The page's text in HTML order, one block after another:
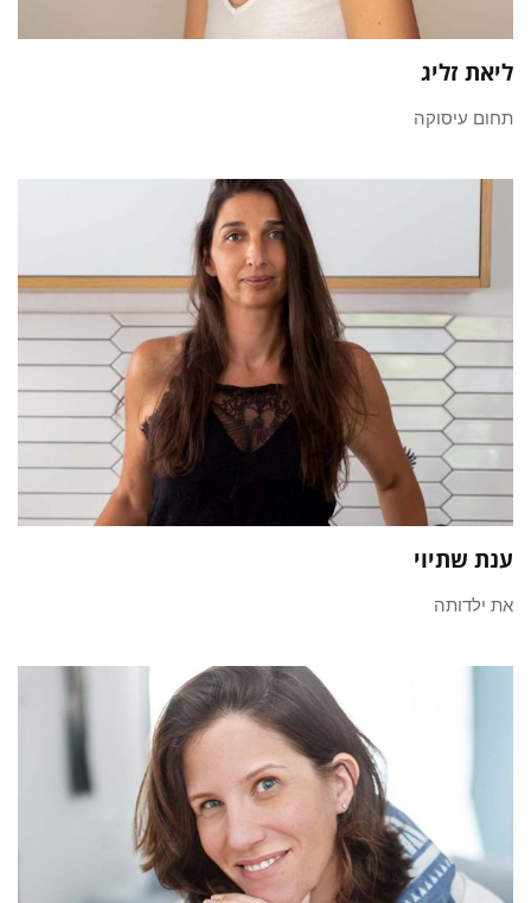
ליאת זליג
תחום עיסוקה
ענת שתיוי
את ילדותה